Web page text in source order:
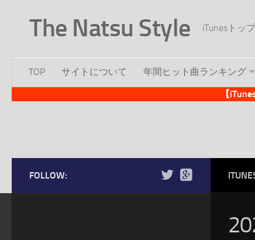
The Natsu Style iTunesトッ
TOP サイトについて 年間ヒット曲ランキング
【
FOLLOW: